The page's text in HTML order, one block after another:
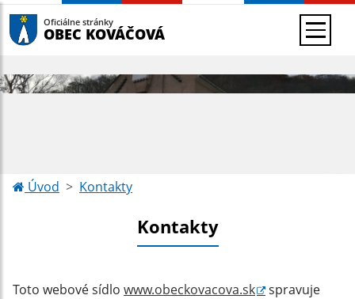
Oficiálne stránky
OBEC KOVÁČOVÁ
Úvod Kontakty
Kontakty
Toto webové sídlo www.obeckovacova.sk
spravuje